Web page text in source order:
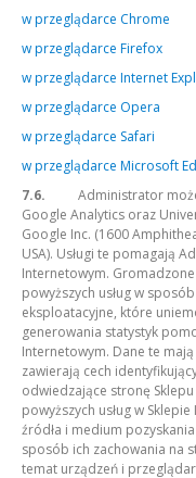
w przeglądarce Chrome
w przeglądarce Firefox
w przeglądarce Internet
w przeglądarce Opera
w przeglądarce Safari
w przeglądarce Microsoft
7.6. Administrator
Google Analytics oraz
Google Inc. (1600
USA). Usługi te pomagają
Internetowym.
powyższych usług w
eksploatacyjne, które
generowania statystyk
Internetowym. Dane te
zawierają cech
odwiedzające stronę
powyższych usług w
źródła i medium
sposób ich zachowania na
temat urządzeń i